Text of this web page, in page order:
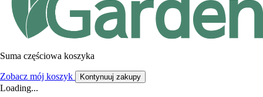
Suma częściowa koszyka
Zobacz mój koszyk Kontynuuj zakupy
Loading...